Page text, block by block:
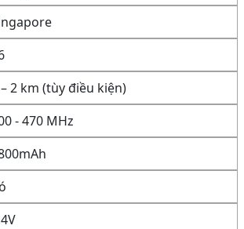
2 km (tùy điều kiện)
- 470 MHz